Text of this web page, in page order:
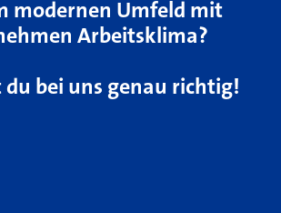
modernen Umfeld mit
Arbeitsklima?
du bei uns genau richtig!